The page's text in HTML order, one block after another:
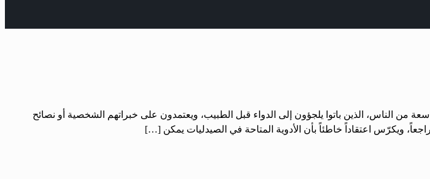
من الناس، الذين باتوا يلجؤون إلى الدواء قبل الطبيب، ويعتمدون على خبراتهم الشخصية أو نصائح
ويكرّس اعتقاداً خاطئاً بأن الأدوية المتاحة في الصيدليات يمكن […]